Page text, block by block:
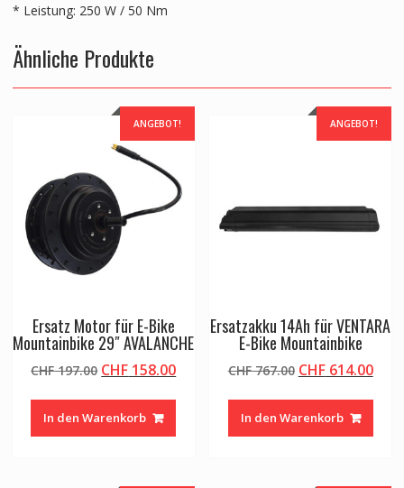
* Leistung: 250 W / 50 Nm
Ähnliche Produkte
ANGEBOT!
Ersatz Motor für E-Bike
Mountainbike 29″ AVALANCHE
CHF197.00 Ursprünglicher
war:
CHF 197.00
CHF 158.00Aktueller
CHF 158.00.
In den Warenkorb
ANGEBOT!
Ersatzakku 14Ah für VENTARA
E-Bike Mountainbike
CHF767.00 Ursprünglicher
war:
CHF 767.00
CHF614.00
In den Warenkorb